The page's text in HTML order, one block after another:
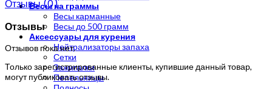
Весы на граммы
Весы карманные
Весы до 500 грамм
Аксессуары для курения
Нейтрализаторы запаха
Сетки
Зажигалки
Пепельницы
Отзывы (0)
Отзывы
Отзывов пока нет.
Только зарегистрированные клиенты, купившие данный товар,
могут публиковать отзывы.